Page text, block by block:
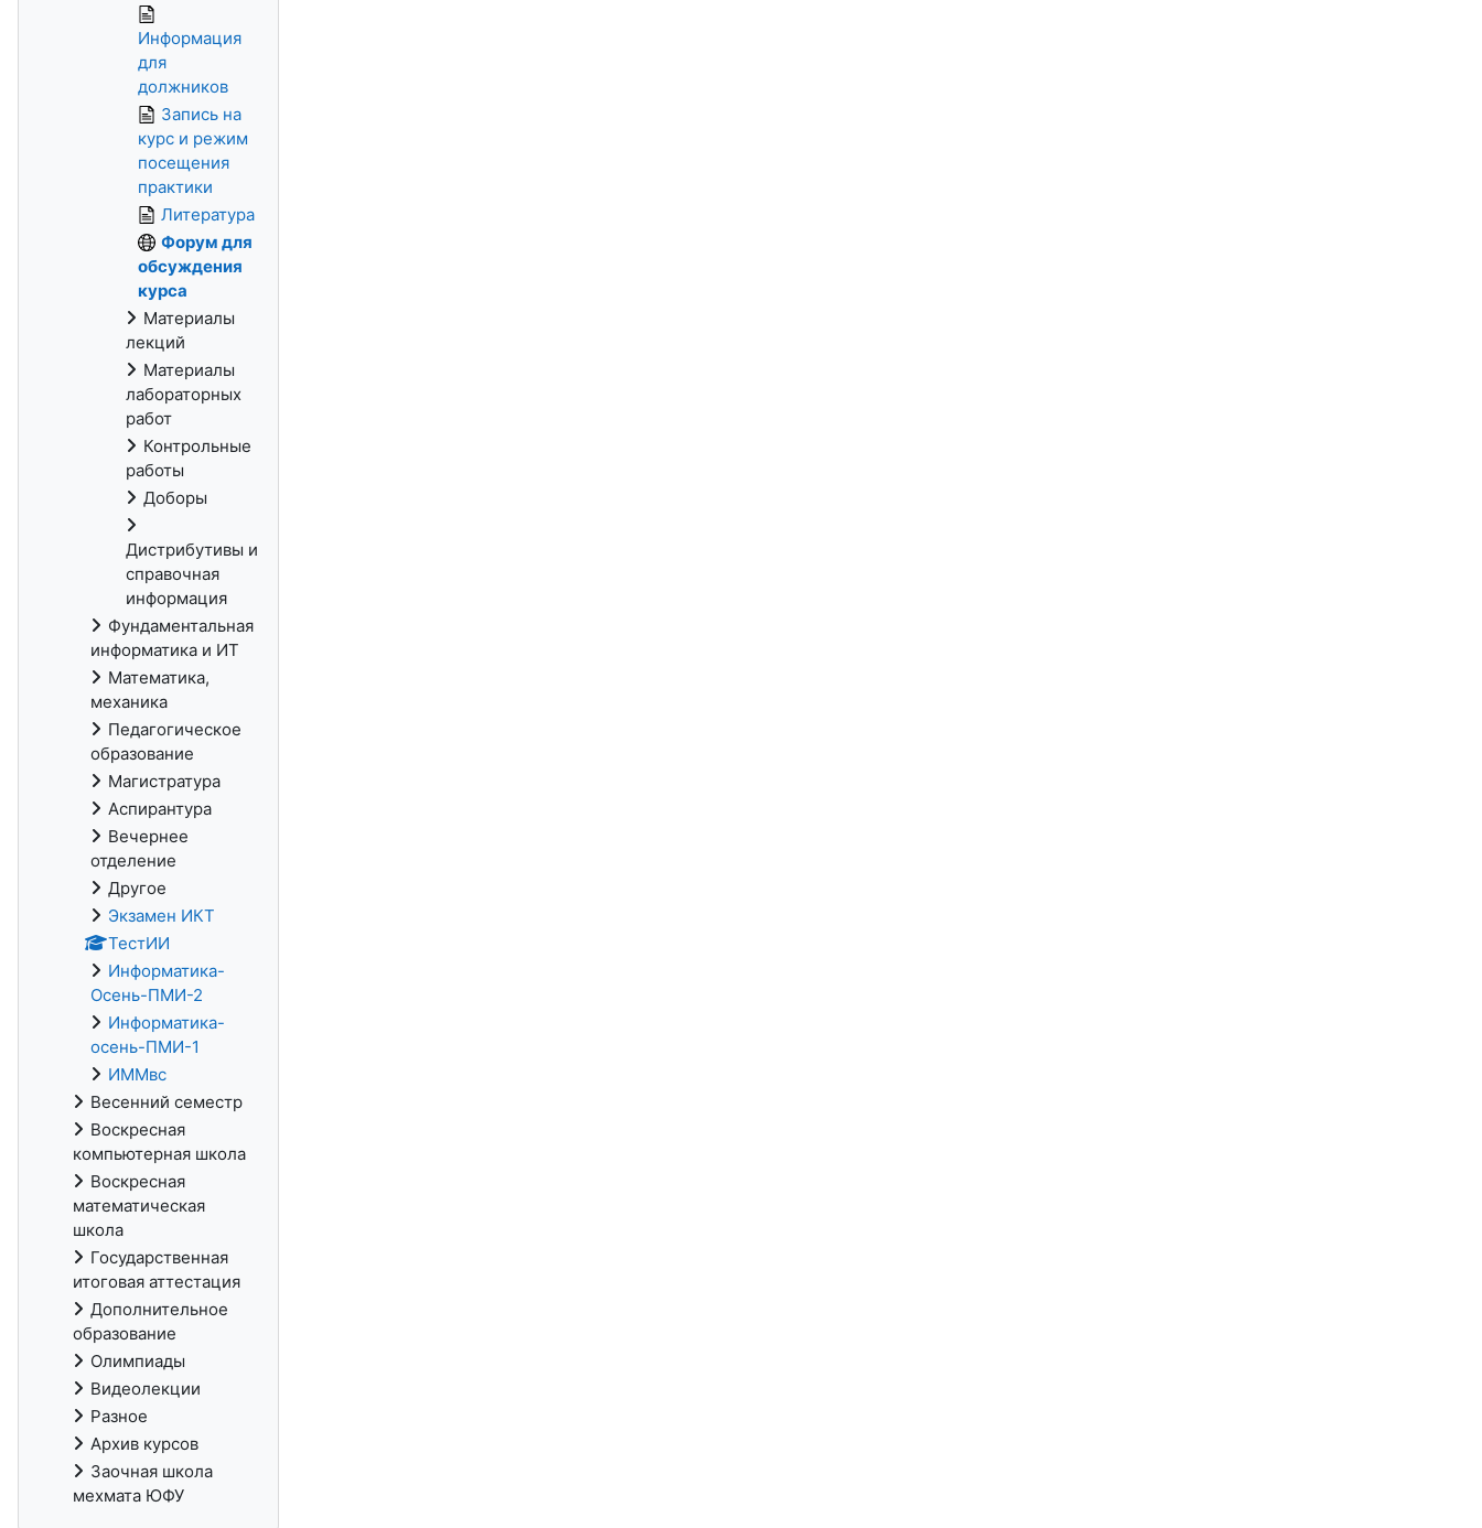
Информация
для
должников
Запись на
курс и режим
посещения
практики
Литература
Форум для
обсуждения
курса
Материалы
лекций
Материалы
лабораторных
работ
Контрольные
работы
Доборы
Дистрибутивы и
справочная
информация
Фундаментальная
информатика и ИТ
Математика,
механика
Педагогическое
образование
Магистратура
Аспирантура
Вечернее
отделение
Другое
Экзамен ИКТ
ТестИИ
Информатика-
Осень-ПМИ-2
Информатика-
осень-ПМИ-1
ИММвс
Весенний семестр
Воскресная
компьютерная школа
Воскресная
математическая
школа
Государственная
итоговая аттестация
Дополнительное
образование
Олимпиады
Видеолекции
Разное
Архив курсов
Заочная школа
мехмата ЮФУ